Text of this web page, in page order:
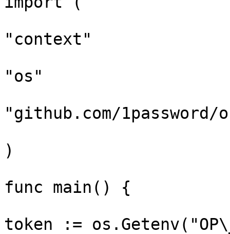
"context"
"os"
"github.com/1password/
)
func main() {
token :=